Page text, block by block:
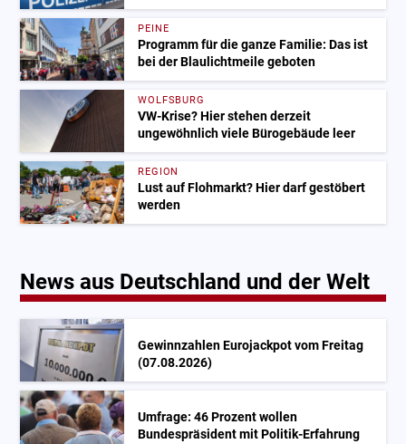
PEINE
Programm für die ganze Familie: Das ist
bei der Blaulichtmeile geboten
WOLFSBURG
VW-Krise? Hier stehen derzeit
ungewöhnlich viele Bürogebäude leer
REGION
Lust auf Flohmarkt? Hier darf gestöbert
werden
News aus Deutschland und der Welt
Gewinnzahlen Eurojackpot vom Freitag
(07.08.2026)
Umfrage: 46 Prozent wollen
Bundespräsident mit Politik-Erfahrung